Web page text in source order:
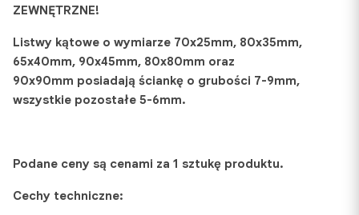
ZEWNĘTRZNE!
Listwy kątowe o wymiarze 70x25mm, 80x35mm,
65x40mm, 90x45mm, 80x80mm oraz
90x90mm posiadają ściankę o grubości 7-9mm,
wszystkie pozostałe 5-6mm.
Podane ceny są cenami za 1 sztukę produktu.
Cechy techniczne: